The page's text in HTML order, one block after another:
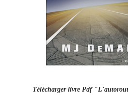
Télécharger livre Pdf